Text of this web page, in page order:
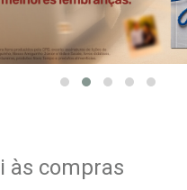
às compras